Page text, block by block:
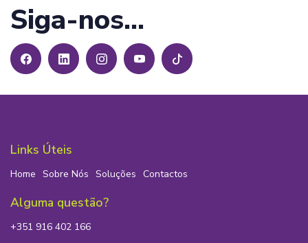
Siga-nos...
Links Úteis
Home Sobre Nós Soluções Contactos
Alguma questão?
+351 916 402 166